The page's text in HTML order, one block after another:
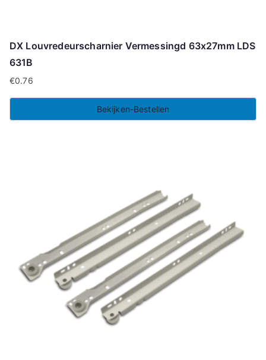
DX Louvredeurscharnier Vermessingd 63x27mm LDS
631B
€0.76
Bekijken-Bestellen